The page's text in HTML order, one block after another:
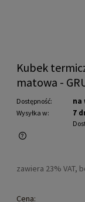
Kubek
matowa -
Dostępność: na
Wysyłka w: 7
Cena nie
zawiera 23% VAT,
Cena: